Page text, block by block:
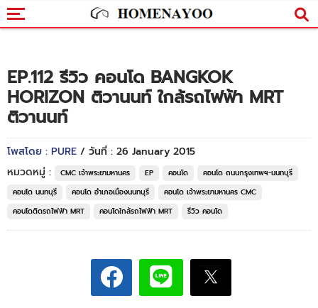
EP.112 รีวิว คอนโด BANGKOK
HORIZON ติวานนท์ ใกล้รถไฟฟ้า MRT
ติวานนท์
โพสโดย : PURE / วันที่ : 26 January 2015
หมวดหมู่ :
CMC เจ้าพระยามหานคร EP คอนโด
คอนโด ถนนกรุงเทพฯ-นนทบุรี
คอนโด นนทบุรี
คอนโด อำเภอเมืองนนทบุรี
คอนโด เจ้าพระยามหานคร CMC
คอนโดติดรถไฟฟ้า MRT
คอนโดใกล้รถไฟฟ้า MRT รีวิว คอนโด